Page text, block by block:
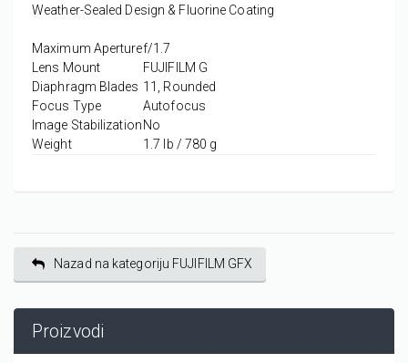
Weather-Sealed Design & Fluorine Coating
Maximum Aperturef/1.7
Lens Mount
FUJIFILM G
Diaphragm Blades 11, Rounded
Focus Type
Autofocus
Image Stabilization No
Weight
1.7 lb / 780 g
Nazad na kategoriju FUJIFILM GFX
Proizvodi